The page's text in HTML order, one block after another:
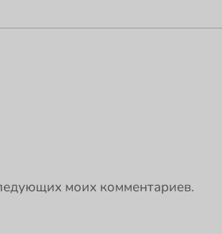
моих комментариев.